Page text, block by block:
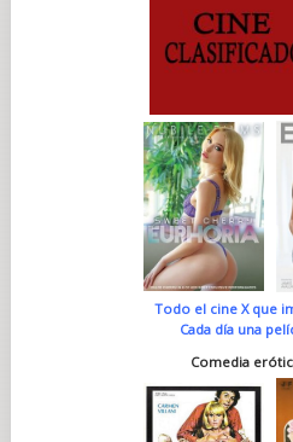
Todo el cine X que
Cada día una
Comedia